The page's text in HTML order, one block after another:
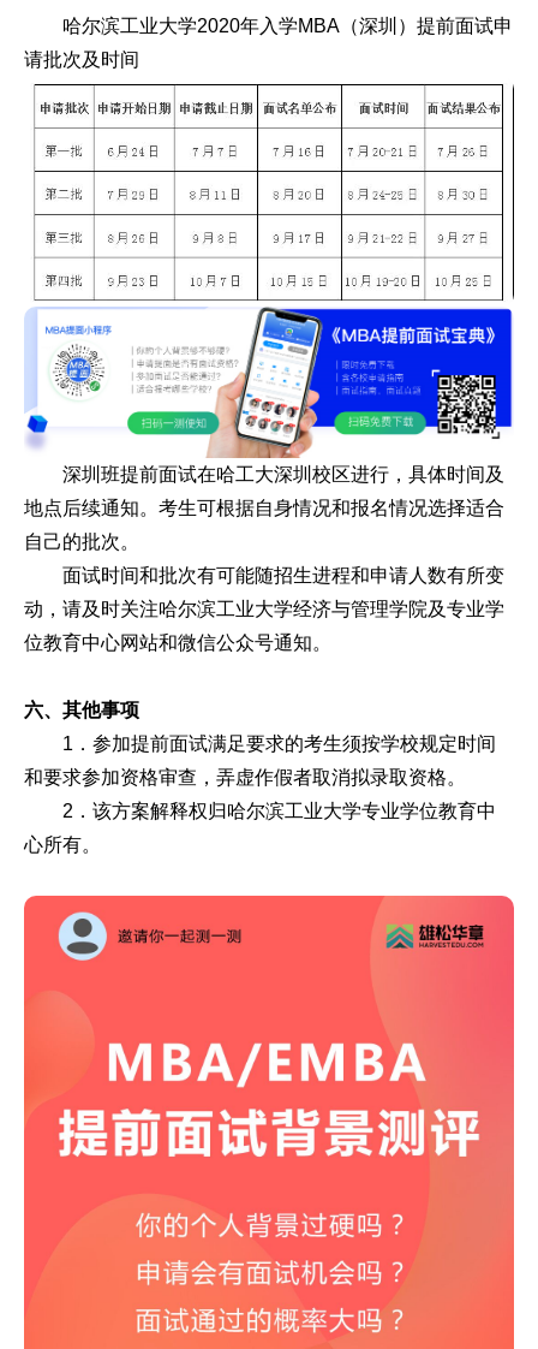
哈尔滨工业大学2020年入学MBA（深圳）提前面试申
请批次及时间
深圳班提前面试在哈工大深圳校区进行，具体时间及
地点后续通知。考生可根据自身情况和报名情况选择适合
自己的批次。
面试时间和批次有可能随招生进程和申请人数有所变
动，请及时关注哈尔滨工业大学经济与管理学院及专业学
位教育中心网站和微信公众号通知。
六、其他事项
1．参加提前面试满足要求的考生须按学校规定时间
和要求参加资格审查，弄虚作假者取消拟录取资格。
2．该方案解释权归哈尔滨工业大学专业学位教育中
心所有。